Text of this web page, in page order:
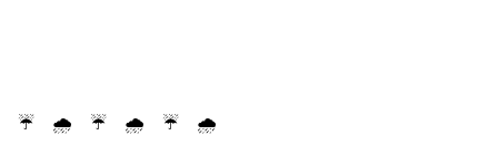
☔ 🌧 ☔ 🌧 ☔ 🌧